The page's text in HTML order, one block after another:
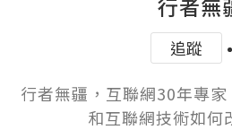
追蹤
行者無疆，互聯網30年專
和互聯網技術如何